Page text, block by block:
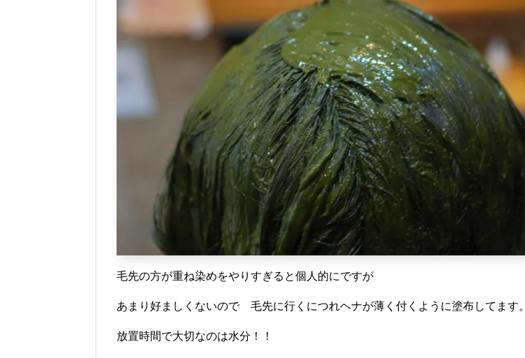
毛先の方が重ね染めをやりすぎると個人的にですが
あまり好ましくないので 毛先に行くにつれヘナが薄く付くように塗布してます。
放置時間で大切なのは水分！！